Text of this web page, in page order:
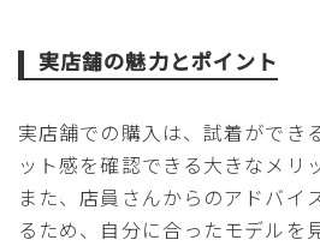
実店舗の魅力とポイント
実店舗での購入は、試着ができ
ット感を確認できる大きなメリ
また、店員さんからのアドバイ
るため、自分に合ったモデルを